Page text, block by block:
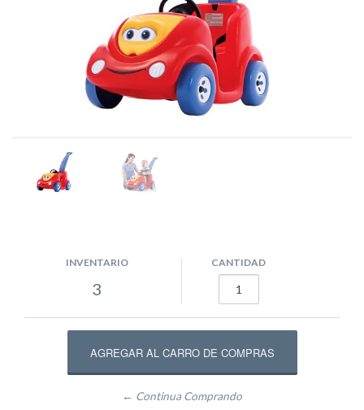
INVENTARIO
3
CANTIDAD
← Continua Comprando